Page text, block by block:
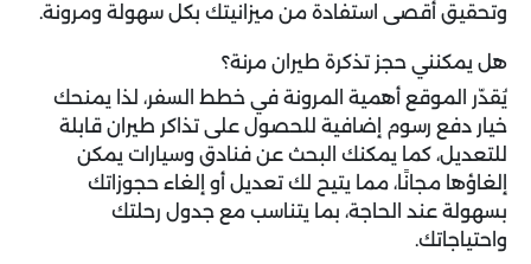
وتحقيق أقصى استفادة من ميزانيتك بكل سهولة ومرونة.
هل يمكنني حجز تذكرة طيران مرنة؟
يُقدّر الموقع أهمية المرونة في خطط السفر، لذا يمنحك
خيار دفع رسوم إضافية للحصول على تذاكر طيران قابلة
للتعديل، كما يمكنك البحث عن فنادق وسيارات يمكن
إلغاؤها مجانًا، مما يتيح لك تعديل أو إلغاء حجوزاتك
بسهولة عند الحاجة، بما يتناسب مع جدول رحلتك
واحتياجاتك.